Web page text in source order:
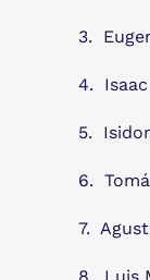
3.
4.
5.
6.
7.
8. Luis